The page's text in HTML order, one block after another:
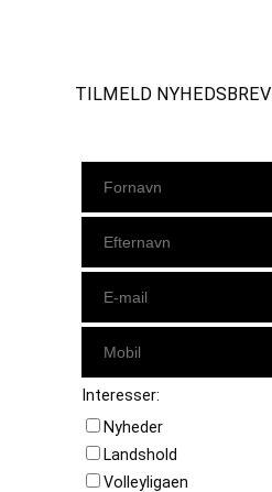
TILMELD NYHEDSBREV
Interesser:
Nyheder
Landshold
Volleyligaen